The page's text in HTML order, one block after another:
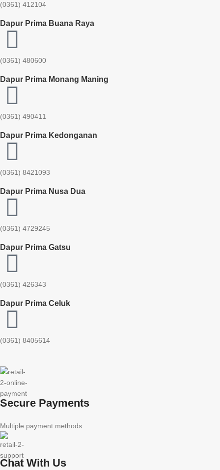
(0361) 412104
Dapur Prima Buana Raya
(0361) 480600
Dapur Prima Monang Maning
(0361) 490411​
Dapur Prima Kedonganan
(0361) 8421093
Dapur Prima Nusa Dua
(0361) 4729245
Dapur Prima Gatsu
(0361) 426343
Dapur Prima Celuk
(0361) 8405614
Secure Payments
Multiple payment methods
Chat With Us